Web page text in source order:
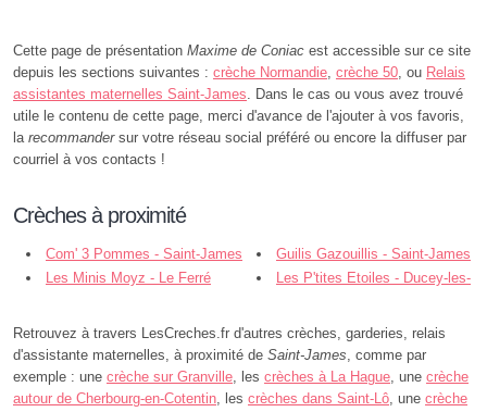
Cette page de présentation Maxime de Coniac est accessible sur ce site
depuis les sections suivantes : crèche Normandie, crèche 50, ou Relais
assistantes maternelles Saint-James. Dans le cas ou vous avez trouvé
utile le contenu de cette page, merci d'avance de l'ajouter à vos favoris,
la recommandersur votre réseau social préféré ou encore la diffuser par
courriel à vos contacts !
Crèches à proximité
Com' 3 Pommes - Saint-James
Guilis Gazouillis - Saint-James
Les Minis Moyz - Le Ferré
Les P'tites Etoiles - Ducey-les-
Retrouvez à travers LesCreches.fr d'autres crèches, garderies, relais
d'assistante maternelles, à proximité de Saint-James, comme par
exemple : une crèche sur Granville, les crèches à La Hague, une crèche
autour de Cherbourg-en-Cotentin, les crèches dans Saint-Lô, une crèche